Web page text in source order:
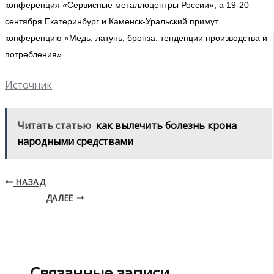
конференция «Сервисные металлоцентры России», а 19-20
сентября Екатеринбург и Каменск-Уральский примут
конференцию «Медь, латунь, бронза: тенденции производства и
потребления».
Источник
Читать статью как вылечить болезнь крона
народными средствами
НАЗАД
ДАЛЕЕ